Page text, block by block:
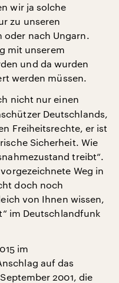
wir ja solche
zu unseren
oder nach Ungarn.
mit unserem
und da wurden
werden müssen.
nicht nur einen
Deutschlands,
Freiheitsrechte, er ist
Sicherheit. Wie
treibt“.
Weg in
doch noch
von Ihnen wissen,
im Deutschlandfunk
im
auf das
2001, die